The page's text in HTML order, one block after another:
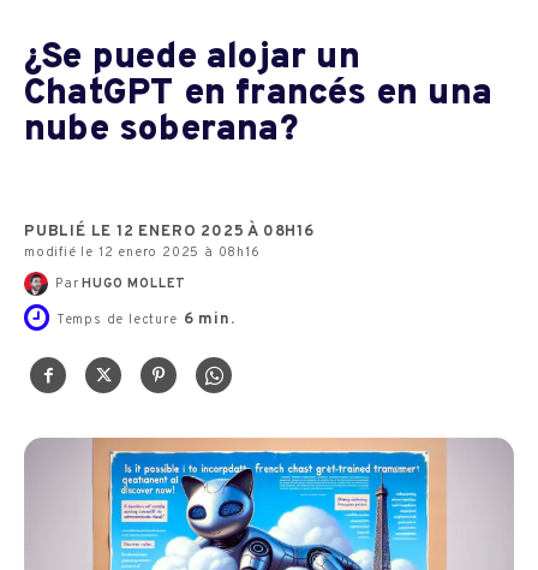
¿Se puede alojar un
ChatGPT en francés en una
nube soberana?
PUBLIÉ LE 12 ENERO 2025 À 08H16
modifié le 12 enero 2025 à 08h16
Par HUGO MOLLET
Temps de lecture 6 min.